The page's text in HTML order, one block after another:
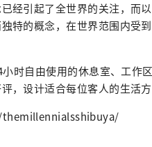
经引起了全世界的关注，而
特的概念，在世界范围内受
时自由使用的休息室、工作
，设计适合每位客人的生活方